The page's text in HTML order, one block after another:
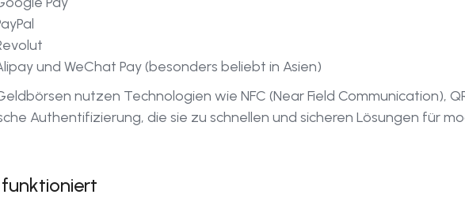
und WeChat Pay (besonders beliebt in Asien)
nutzen Technologien wie NFC (Near Field Communication),
Authentifizierung, die sie zu schnellen und sicheren Lösungen für
funktioniert